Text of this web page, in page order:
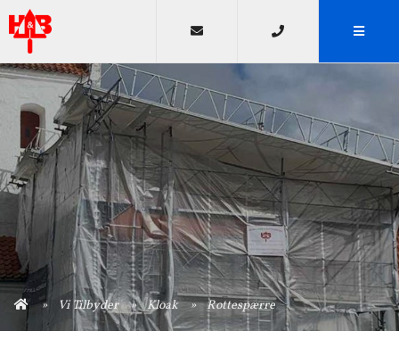
Vi Tilbyder Kloak Rottespærre